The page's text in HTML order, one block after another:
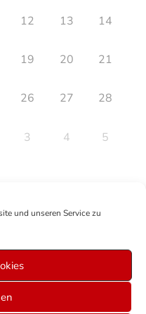
und unseren Service zu
12 13 14
19 20 21
26 27 28
3 4 5
Über uns
Sitemap
Datenschutz